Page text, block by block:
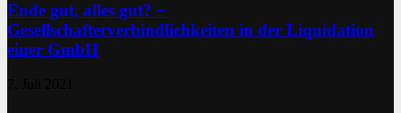
Ende gut, alles gut? −
Gesellschafterverbindlichkeiten in der Liquidation
einer GmbH